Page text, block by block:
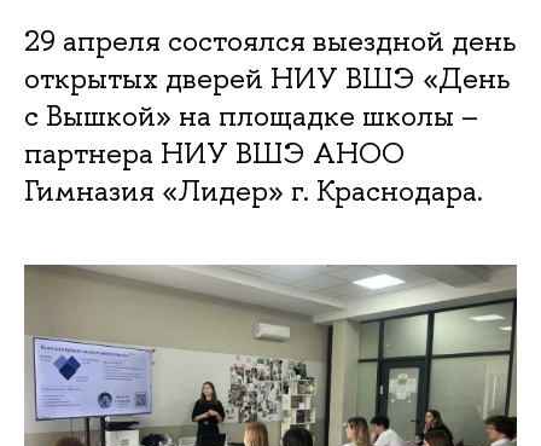
29 апреля состоялся выездной день
открытых дверей НИУ ВШЭ «День
с Вышкой» на площадке школы –
партнера НИУ ВШЭ АНОО
Гимназия «Лидер» г. Краснодара.